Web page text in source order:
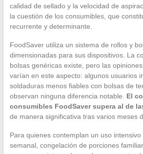
calidad de sellado y la velocidad de
la cuestión de los consumibles, que
recurrente y determinante.
FoodSaver utiliza un sistema de rollos y
dimensionadas para sus dispositivos. La
bolsas genéricas existe, pero las
varían en este aspecto: algunos usuarios
soldaduras menos fiables con bolsas de
observan ninguna diferencia notable. El
consumibles FoodSaver supera al de
de manera significativa tras varios meses
Para quienes contemplan un uso
semanal, congelación de porciones